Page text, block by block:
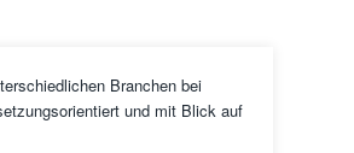
Branchen bei
und mit Blick auf